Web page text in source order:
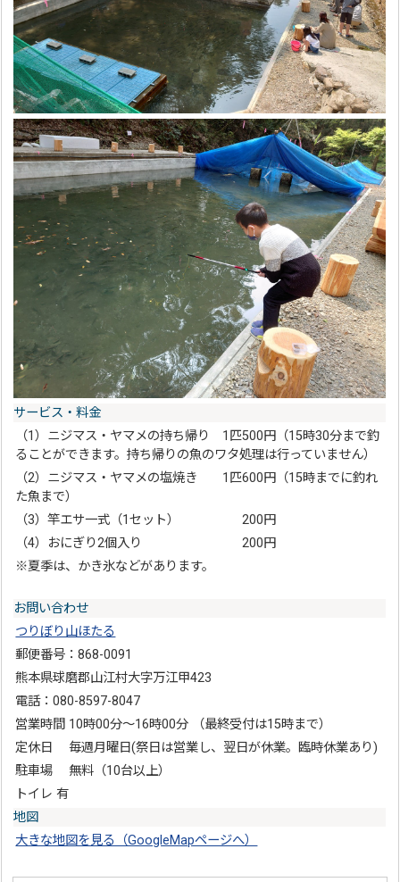
サービス・料金
（1）ニジマス・ヤマメの持ち帰り 1匹500円（15時30分まで釣
ることができます。持ち帰りの魚のワタ処理は行っていません）
（2）ニジマス・ヤマメの塩焼き 1匹600円（15時までに釣れ
た魚まで）
（3）竿エサ一式（1セット） 200円
（4）おにぎり2個入り 200円
※夏季は、かき氷などがあります。
お問い合わせ
つりぼり山ほたる
郵便番号：868-0091
熊本県球磨郡山江村大字万江甲423
電話：080-8597-8047
営業時間 10時00分～16時00分 （最終受付は15時まで）
定休日 毎週月曜日(祭日は営業し、翌日が休業。臨時休業あり)
駐車場 無料（10台以上）
トイレ 有
地図
大きな地図を見る（GoogleMapページへ）